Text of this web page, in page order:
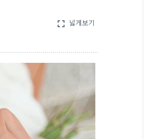
fullscreen 넓게보기